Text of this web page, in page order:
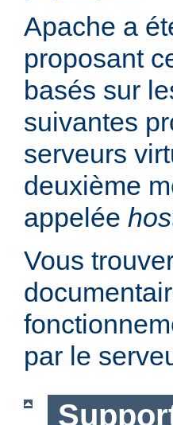
Apache a
proposant
basés sur
suivantes
serveurs
deuxième
appelée
Vous
par le